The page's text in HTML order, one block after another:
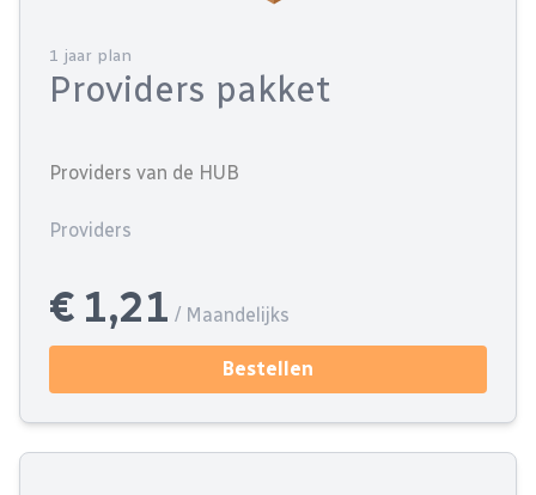
1 jaar plan
Providers pakket
Providers van de HUB
Providers
€ 1,21 / Maandelijks
Bestellen